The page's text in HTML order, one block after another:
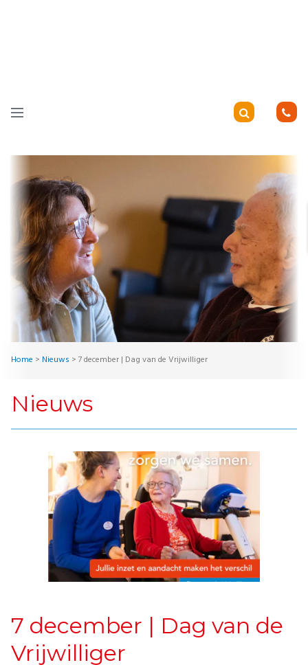
Home > Nieuws >7 december | Dag van de Vrijwilliger
Nieuws
7 december | Dag van de
Vrijwilliger